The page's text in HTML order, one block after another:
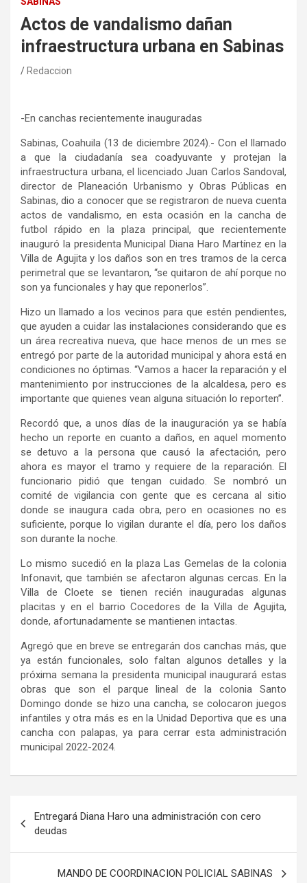
Actos de vandalismo dañan
infraestructura urbana en Sabinas
Redaccion
-En canchas recientemente inauguradas
Sabinas, Coahuila (13 de diciembre 2024).- Con el llamado
a que la ciudadanía sea coadyuvante y protejan la
infraestructura urbana, el licenciado Juan Carlos Sandoval,
director de Planeación Urbanismo y Obras Públicas en
Sabinas, dio a conocer que se registraron de nueva cuenta
actos de vandalismo, en esta ocasión en la cancha de
futbol rápido en la plaza principal, que recientemente
inauguró la presidenta Municipal Diana Haro Martínez en la
Villa de Agujita y los daños son en tres tramos de la cerca
perimetral que se levantaron, “se quitaron de ahí porque no
son ya funcionales y hay que reponerlos”.
Hizo un llamado a los vecinos para que estén pendientes,
que ayuden a cuidar las instalaciones considerando que es
un área recreativa nueva, que hace menos de un mes se
entregó por parte de la autoridad municipal y ahora está en
condiciones no óptimas. “Vamos a hacer la reparación y el
mantenimiento por instrucciones de la alcaldesa, pero es
importante que quienes vean alguna situación lo reporten”.
Recordó que, a unos días de la inauguración ya se había
hecho un reporte en cuanto a daños, en aquel momento
se detuvo a la persona que causó la afectación, pero
ahora es mayor el tramo y requiere de la reparación. El
funcionario pidió que tengan cuidado. Se nombró un
comité de vigilancia con gente que es cercana al sitio
donde se inaugura cada obra, pero en ocasiones no es
suficiente, porque lo vigilan durante el día, pero los daños
son durante la noche.
Lo mismo sucedió en la plaza Las Gemelas de la colonia
Infonavit, que también se afectaron algunas cercas. En la
Villa de Cloete se tienen recién inauguradas algunas
placitas y en el barrio Cocedores de la Villa de Agujita,
donde, afortunadamente se mantienen intactas.
Agregó que en breve se entregarán dos canchas más, que
ya están funcionales, solo faltan algunos detalles y la
próxima semana la presidenta municipal inaugurará estas
obras que son el parque lineal de la colonia Santo
Domingo donde se hizo una cancha, se colocaron juegos
infantiles y otra más es en la Unidad Deportiva que es una
cancha con palapas, ya para cerrar esta administración
municipal 2022-2024.
de
entradas
Entregará Diana Haro una administración con cero
deudas
MANDO DE COORDINACION POLICIAL SABINAS